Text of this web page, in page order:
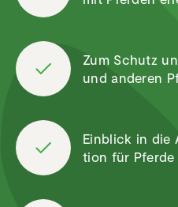
Zum Schutz
und anderen
Einblick in die
tion für Pferde